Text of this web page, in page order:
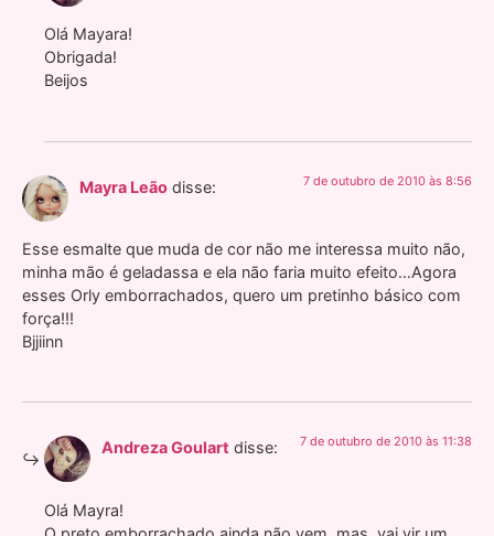
Olá Mayara!
Obrigada!
Beijos
Mayra Leão disse: 7 de outubro de 2010 às 8:56
Esse esmalte que muda de cor não me interessa muito não,
minha mão é geladassa e ela não faria muito efeito…Agora
esses Orly emborrachados, quero um pretinho básico com
força!!!
Bjjiinn
Andreza Goulart disse: 7 de outubro de 2010 às 11:38
Olá Mayra!